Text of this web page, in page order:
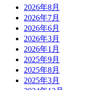
2026年8月
2026年7月
2026年6月
2026年3月
2026年1月
2025年9月
2025年8月
2025年3月